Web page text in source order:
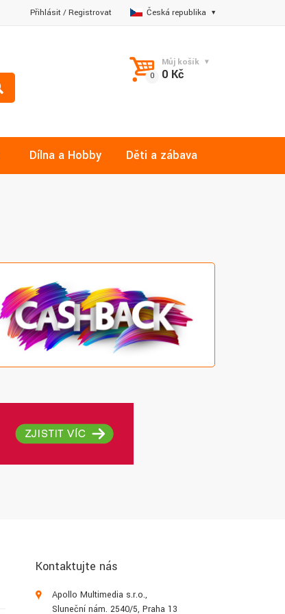
Česká republika
Přihlásit/Registrovat
Můj košík
0 Kč
Dílna a Hobby Děti a zábava
Kontaktujte nás
Apollo Multimedia s.r.o.,
Sluneční nám. 2540/5, Praha 13